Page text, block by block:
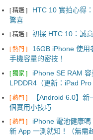
[ 精選 ]
HTC 10 實拍心得
驚喜
[ 精選 ] 初探 HTC 10：誠
[ 熱門 ]
16GB iPhone 使用
手機容量的密技！
[ 獨家 ]
iPhone SE RAM
LPDDR4（更新：iPad Pro
[ 熱門 ]
【Android 6.0】
個實用小技巧
[ 熱門 ]
iPhone 電池健康嗎
新 App 一測就知！（無需